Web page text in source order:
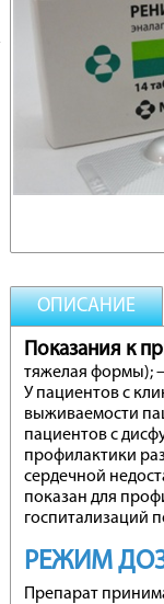
ОПИСАНИЕ
Показания к
тяжелая формы);
У пациентов с
выживаемости
пациентов с
профилактики
сердечной
показан для
госпитализаций
РЕЖИМ
Препарат